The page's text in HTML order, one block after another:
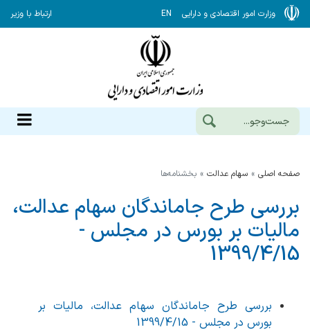
وزارت امور اقتصادی و دارایی EN ارتباط با وزیر
صفحه اصلی سهام عدالت بخشنامه‌ها
بررسی طرح جاماندگان سهام عدالت،
مالیات بر بورس در مجلس -
1399/4/15
بررسی طرح جاماندگان سهام عدالت، مالیات بر
بورس در مجلس - 1399/4/15